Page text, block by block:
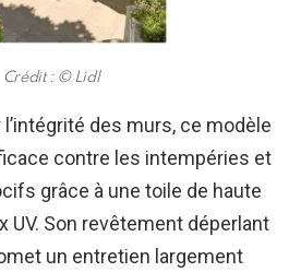
Crédit : © Lidl
des murs, ce modèle
contre les intempéries et
grâce à une toile de haute
UV. Son revêtement déperlant
un entretien largement